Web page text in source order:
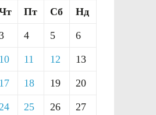
Пт Сб Нд
4 5 6
10 11 12 13
17 18 19 20
24 25 26 27